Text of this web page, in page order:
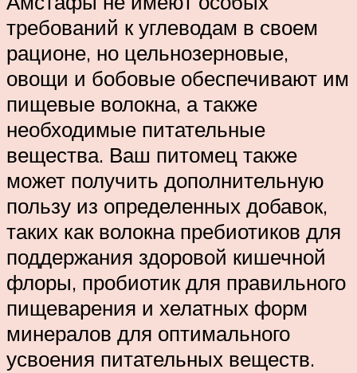
требований к углеводам в своем
рационе, но цельнозерновые,
овощи и бобовые обеспечивают им
пищевые волокна, а также
необходимые питательные
вещества. Ваш питомец также
может получить дополнительную
пользу из определенных добавок,
таких как волокна пребиотиков для
поддержания здоровой кишечной
флоры, пробиотик для правильного
пищеварения и хелатных форм
минералов для оптимального
усвоения питательных веществ.